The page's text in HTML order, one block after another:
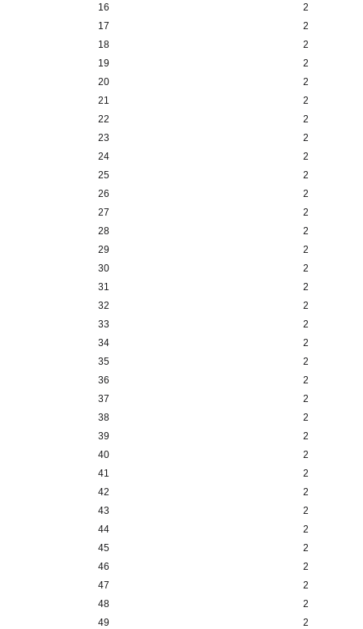
16
2
17
2
18
2
19
2
20
2
21
2
22
2
23
2
24
2
25
2
26
2
27
2
28
2
29
2
30
2
31
2
32
2
33
2
34
2
35
2
36
2
37
2
38
2
39
2
40
2
41
2
42
2
43
2
44
2
45
2
46
2
47
2
48
2
49
2